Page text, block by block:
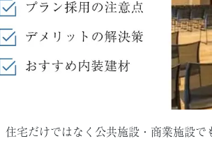
住宅だけではなく公共施設・商業施設で